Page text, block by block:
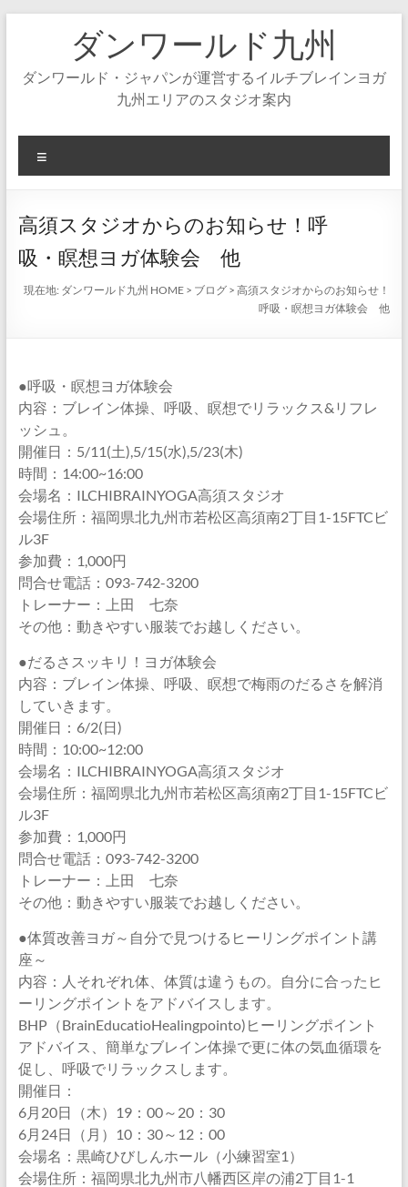
ダンワールド九州
ダンワールド・ジャパンが運営するイルチブレインヨガ
九州エリアのスタジオ案内
ニ
ー
高須スタジオからのお知らせ！呼
吸・瞑想ヨガ体験会 他
現在地: ダンワールド九州 HOME > ブログ >高須スタジオからのお知らせ！
呼吸・瞑想ヨガ体験会 他
●呼吸・瞑想ヨガ体験会
内容：ブレイン体操、呼吸、瞑想でリラックス&リフレ
ッシュ。
開催日：5/11(土),5/15(水),5/23(木)
時間：14:00~16:00
会場名：ILCHIBRAINYOGA高須スタジオ
会場住所：福岡県北九州市若松区高須南2丁目1-15FTCビ
ル3F
参加費：1,000円
問合せ電話：093-742-3200
トレーナー：上田 七奈
その他：動きやすい服装でお越しください。
●だるさスッキリ！ヨガ体験会
内容：ブレイン体操、呼吸、瞑想で梅雨のだるさを解消
していきます。
開催日：6/2(日)
時間：10:00~12:00
会場名：ILCHIBRAINYOGA高須スタジオ
会場住所：福岡県北九州市若松区高須南2丁目1-15FTCビ
ル3F
参加費：1,000円
問合せ電話：093-742-3200
トレーナー：上田 七奈
その他：動きやすい服装でお越しください。
●体質改善ヨガ～自分で見つけるヒーリングポイント講
座～
内容：人それぞれ体、体質は違うもの。自分に合ったヒ
ーリングポイントをアドバイスします。
BHP（BrainEducatioHealingpointo)ヒーリングポイント
アドバイス、簡単なブレイン体操で更に体の気血循環を
促し、呼吸でリラックスします。
開催日：
6月20日（木）19：00～20：30
6月24日（月）10：30～12：00
会場名：黒崎ひびしんホール（小練習室1）
会場住所：福岡県北九州市八幡西区岸の浦2丁目1-1